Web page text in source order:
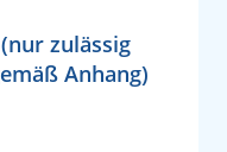
zulässig
Anhang)